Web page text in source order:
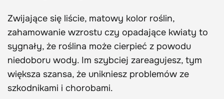
Zwijające się liście, matowy kolor roślin,
zahamowanie wzrostu czy opadające kwiaty to
sygnały, że roślina może cierpieć z powodu
niedoboru wody. Im szybciej zareagujesz, tym
większa szansa, że unikniesz problemów ze
szkodnikami i chorobami.